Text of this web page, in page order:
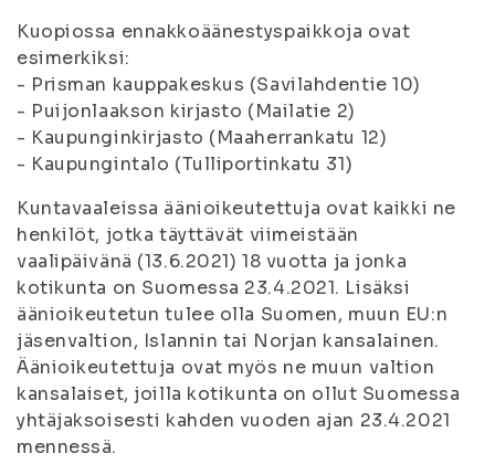
Kuopiossa ennakkoäänestyspaikkoja ovat
esimerkiksi:
- Prisman kauppakeskus (Savilahdentie 10)
- Puijonlaakson kirjasto (Mailatie 2)
- Kaupunginkirjasto (Maaherrankatu 12)
- Kaupungintalo (Tulliportinkatu 31)
Kuntavaaleissa äänioikeutettuja ovat kaikki ne
henkilöt, jotka täyttävät viimeistään
vaalipäivänä (13.6.2021) 18 vuotta ja jonka
kotikunta on Suomessa 23.4.2021. Lisäksi
äänioikeutetun tulee olla Suomen, muun EU:n
jäsenvaltion, Islannin tai Norjan kansalainen.
Äänioikeutettuja ovat myös ne muun valtion
kansalaiset, joilla kotikunta on ollut Suomessa
yhtäjaksoisesti kahden vuoden ajan 23.4.2021
mennessä.